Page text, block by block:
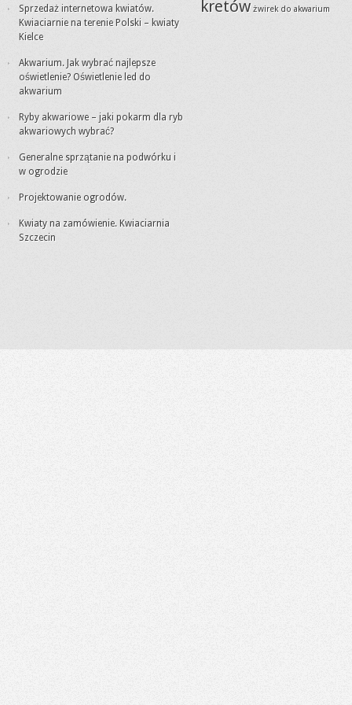
Sprzedaż internetowa kwiatów.
Kwiaciarnie na terenie Polski – kwiaty
Kielce
Akwarium. Jak wybrać najlepsze
oświetlenie? Oświetlenie led do
akwarium
Ryby akwariowe – jaki pokarm dla ryb
akwariowych wybrać?
Generalne sprzątanie na podwórku i
w ogrodzie
Projektowanie ogrodów.
Kwiaty na zamówienie. Kwiaciarnia
Szczecin
kretów żwirek do akwarium